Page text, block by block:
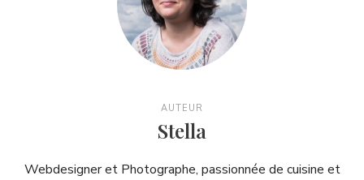
AUTEUR
Stella
Webdesigner et Photographe, passionnée de cuisine et